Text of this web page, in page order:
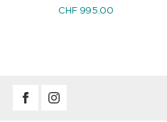
CHF 995.00